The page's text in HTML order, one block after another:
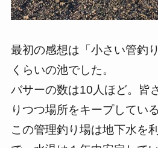
最初の感想は「小さい管釣
くらいの池でした。
バサーの数は10人ほど。皆
りつつ場所をキープしてい
この管理釣り場は地下水を